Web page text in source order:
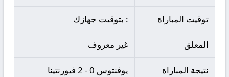
توقيت المباراة : بتوقيت جهازك
المعلق غير معروف
نتيجة المباراة يوفنتوس 0 - 2 فيورنتينا